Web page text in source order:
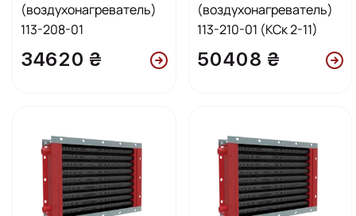
(воздухонагреватель)
113-208-01
34620 ₴
(воздухонагреватель)
113-210-01 (КСк 2-11)
50408 ₴